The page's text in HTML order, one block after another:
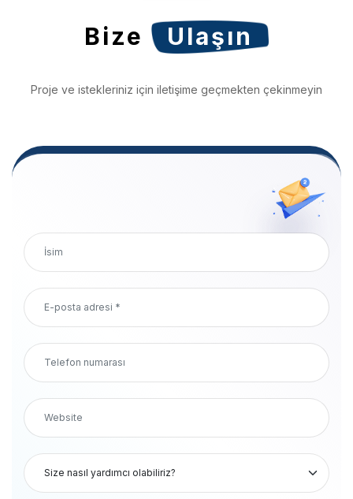
Bize Ulaşın
Proje ve istekleriniz için iletişime geçmekten çekinmeyin